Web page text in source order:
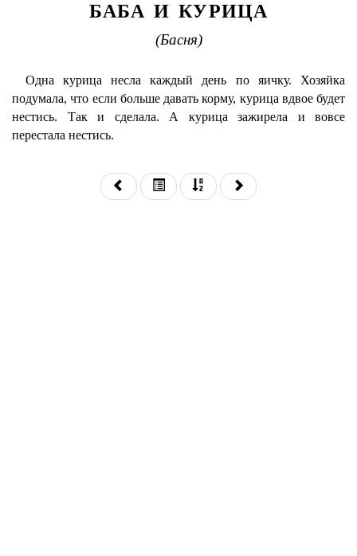
БАБА И КУРИЦА
(Басня)
Одна курица несла каждый день по яичку. Хозяйка
подумала, что если больше давать корму, курица вдвое будет
нестись. Так и сделала. А курица зажирела и вовсе
перестала нестись.